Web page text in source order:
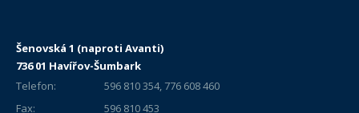
Šenovská 1 (naproti Avanti)
736 01 Havířov-Šumbark
Telefon:
596 810 354, 776 608 460
Fax:
596 810 453